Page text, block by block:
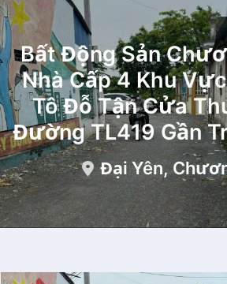
Bất Động Sản
Nhà Cấp 4 Khu
Tô Đỗ Tận Cửa
Đường TL419 Gần
Đại Yên,